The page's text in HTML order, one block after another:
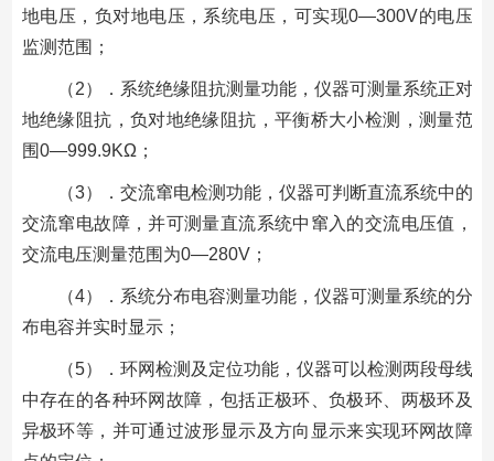
地电压，负对地电压，系统电压，可实现0—300V的电压
监测范围；
（2）．系统绝缘阻抗测量功能，仪器可测量系统正对
地绝缘阻抗，负对地绝缘阻抗，平衡桥大小检测，测量范
围0—999.9KΩ；
（3）．交流窜电检测功能，仪器可判断直流系统中的
交流窜电故障，并可测量直流系统中窜入的交流电压值，
交流电压测量范围为0—280V；
（4）．系统分布电容测量功能，仪器可测量系统的分
布电容并实时显示；
（5）．环网检测及定位功能，仪器可以检测两段母线
中存在的各种环网故障，包括正极环、负极环、两极环及
异极环等，并可通过波形显示及方向显示来实现环网故障